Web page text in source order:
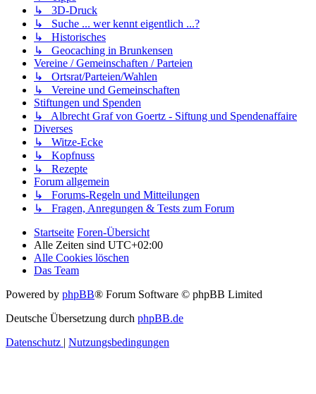
↳ 3D-Druck
↳ Suche ... wer kennt eigentlich ...?
↳ Historisches
↳ Geocaching in Brunkensen
Vereine / Gemeinschaften / Parteien
↳ Ortsrat/Parteien/Wahlen
↳ Vereine und Gemeinschaften
Stiftungen und Spenden
↳ Albrecht Graf von Goertz - Siftung und Spendenaffaire
Diverses
↳ Witze-Ecke
↳ Kopfnuss
↳ Rezepte
Forum allgemein
↳ Forums-Regeln und Mitteilungen
↳ Fragen, Anregungen & Tests zum Forum
Startseite Foren-Übersicht
Alle Zeiten sind UTC+02:00
Alle Cookies löschen
Das Team
Powered by phpBB® Forum Software © phpBB Limited
Deutsche Übersetzung durch phpBB.de
Datenschutz | Nutzungsbedingungen